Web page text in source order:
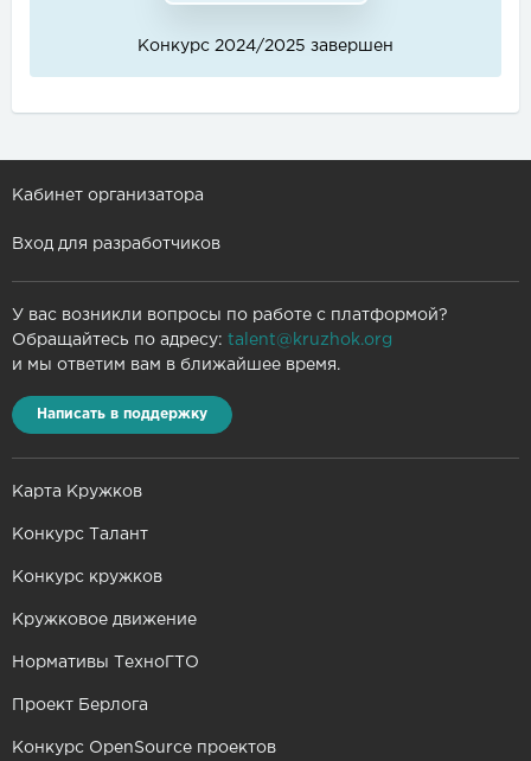
Конкурс 2024/2025 завершен
Кабинет организатора
Вход для разработчиков
У вас возникли вопросы по работе с платформой?
Обращайтесь по адресу: talent@kruzhok.org
и мы ответим вам в ближайшее время.
Написать в поддержку
Карта Кружков
Конкурс Талант
Конкурс кружков
Кружковое движение
Нормативы ТехноГТО
Проект Берлога
Конкурс OpenSource проектов